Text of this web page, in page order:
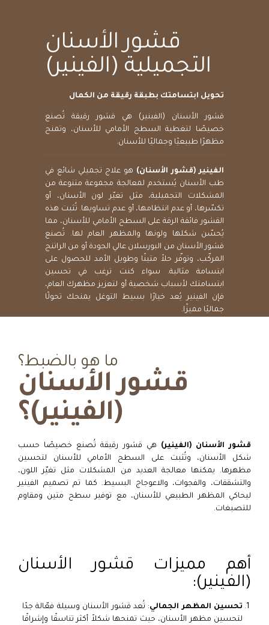
قشور الأسنان
التجميلية (الفينير)
تحويل ابتسامتك بطبقة رقيقة من الكمال
قشور الأسنان (الفينير) هي قشور رقيقة تُصنع
خصيصًا لتغطية السطح الأمامي للأسنان، وتمنح
مظهرًا طبيعيًا وجماليًا للأسنان.
الفينير (قشور الأسنان) هو علاج تجميلي شائع في
طب الأسنان يُستخدم لمعالجة مجموعة متنوعة من
المشكلات التجميلية، مثل تغيّر لون الأسنان، أو
تكسّرها، أو عدم انتظامها، أو عدم تساويها. تُثبت هذه
القشور فائقة الرقة على السطح الأمامي للأسنان، مما
يُحسّن شكلها ولونها والمظهر العام لها. تُصنع
قشور الأسنان من البورسلان عالي الجودة أو من الراتنج
المركّب، وتوفّر حلاً متينًا وطويل الأمد للحصول على
ابتسامة مثالية. سواء كنت ترغب في تحسين
ابتسامتك لأسباب شخصية أو لتعزيز مظهرك العام،
فإن الفينير يُعد خيارًا بسيط التوغل يمنحك تحولًا
جماليًا مميزًا.
ما هو بالضبط؟
قشور الأسنان
(الفينير)؟
قشور الأسنان (الفينير) هي قشور رقيقة تُصنع خصيصًا حسب
شكل الأسنان، وتُثبت على السطح الأمامي للأسنان لتحسين
مظهرها. يمكنها معالجة العديد من المشكلات مثل تغيّر اللون،
والتشققات، والفجوات، والاعوجاج البسيط. كما تم تصميم الفينير
ليحاكي المظهر الطبيعي للأسنان، مع توفير سطح متين ومقاوم
للتصبغات.
أهم مميزات قشور الأسنان
(الفينير):
تحسين المظهر الجمالي: تُعد قشور الأسنان وسيلة فعّالة جدًا
لتحسين مظهر الأسنان، حيث تمنحها شكلاً أكثر تناسقًا وإشراقًا